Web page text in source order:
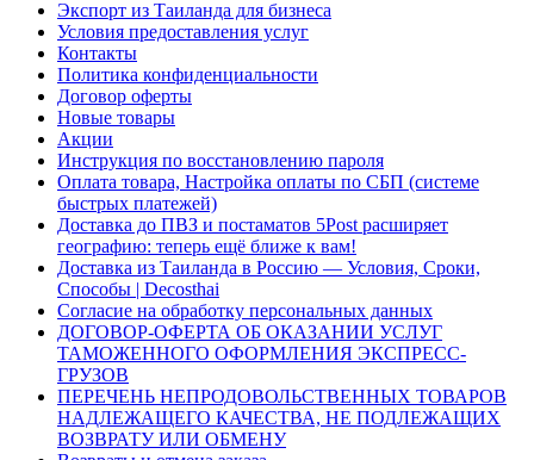
Экспорт из Таиланда для бизнеса
Условия предоставления услуг
Контакты
Политика конфиденциальности
Договор оферты
Новые товары
Акции
Инструкция по восстановлению пароля
Оплата товара, Настройка оплаты по СБП (системе
быстрых платежей)
Доставка до ПВЗ и постаматов 5Post расширяет
географию: теперь ещё ближе к вам!
Доставка из Таиланда в Россию — Условия, Сроки,
Способы | Decosthai
Согласие на обработку персональных данных
ДОГОВОР-ОФЕРТА ОБ ОКАЗАНИИ УСЛУГ
ТАМОЖЕННОГО ОФОРМЛЕНИЯ ЭКСПРЕСС-
ГРУЗОВ
ПЕРЕЧЕНЬ НЕПРОДОВОЛЬСТВЕННЫХ ТОВАРОВ
НАДЛЕЖАЩЕГО КАЧЕСТВА, НЕ ПОДЛЕЖАЩИХ
ВОЗВРАТУ ИЛИ ОБМЕНУ